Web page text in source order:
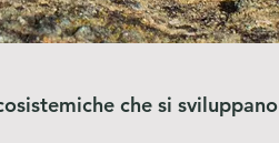
che si sviluppano